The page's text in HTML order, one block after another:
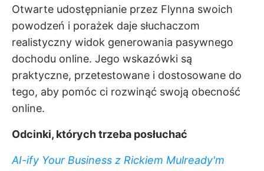
Otwarte udostępnianie przez Flynna swoich
powodzeń i porażek daje słuchaczom
realistyczny widok generowania pasywnego
dochodu online. Jego wskazówki są
praktyczne, przetestowane i dostosowane do
tego, aby pomóc ci rozwinąć swoją obecność
online.
Odcinki, których trzeba posłuchać
AI-ify Your Business z Rickiem Mulready'm